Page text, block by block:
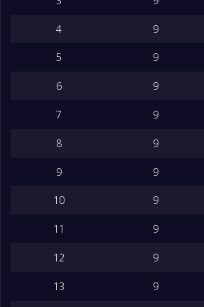
4 9
5 9
6 9
7 9
8 9
9 9
10 9
11 9
12 9
13 9